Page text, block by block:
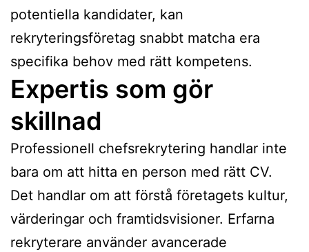
potentiella kandidater, kan
rekryteringsföretag snabbt matcha era
specifika behov med rätt kompetens.
Expertis som gör
skillnad
Professionell chefsrekrytering handlar inte
bara om att hitta en person med rätt CV.
Det handlar om att förstå företagets kultur,
värderingar och framtidsvisioner. Erfarna
rekryterare använder avancerade